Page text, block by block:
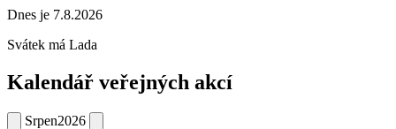
Dnes je 7.8.2026
Svátek má Lada
Kalendář veřejných akcí
Srpen2026